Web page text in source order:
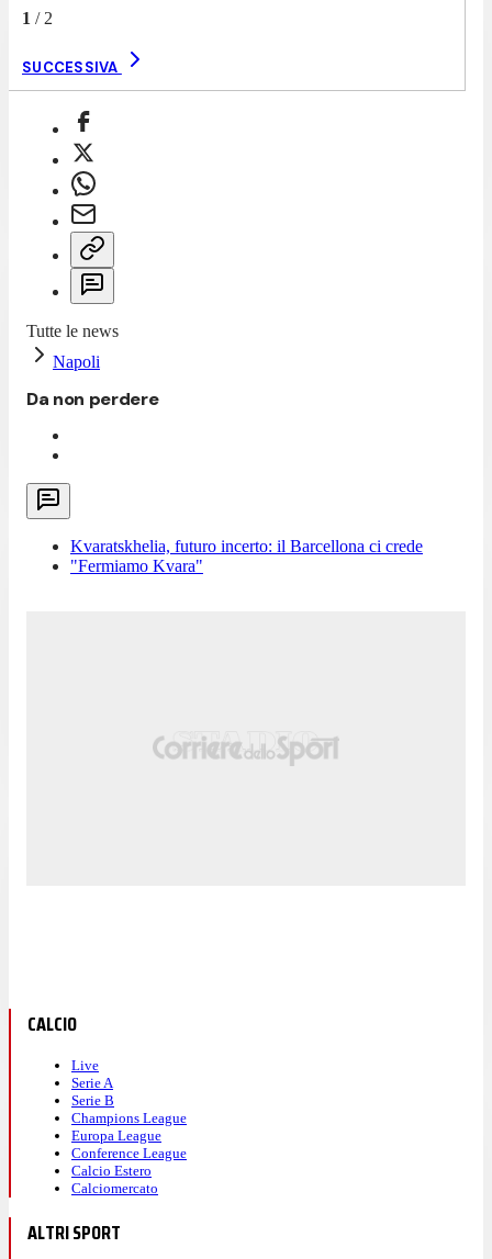
1 / 2
SUCCESSIVA
Tutte le news
Napoli
Da non perdere
Kvaratskhelia, futuro incerto: il Barcellona ci crede
"Fermiamo Kvara"
CALCIO
Live
Serie A
Serie B
Champions League
Europa League
Conference League
Calcio Estero
Calciomercato
ALTRI SPORT